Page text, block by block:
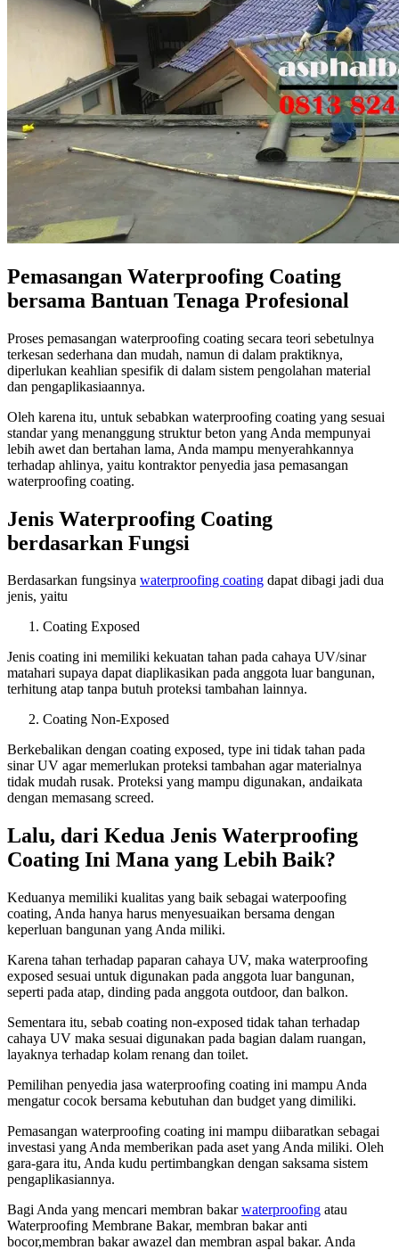
Pemasangan Waterproofing Coating
bersama Bantuan Tenaga Profesional
Proses pemasangan waterproofing coating secara teori sebetulnya
terkesan sederhana dan mudah, namun di dalam praktiknya,
diperlukan keahlian spesifik di dalam sistem pengolahan material
dan pengaplikasiaannya.
Oleh karena itu, untuk sebabkan waterproofing coating yang sesuai
standar yang menanggung struktur beton yang Anda mempunyai
lebih awet dan bertahan lama, Anda mampu menyerahkannya
terhadap ahlinya, yaitu kontraktor penyedia jasa pemasangan
waterproofing coating.
Jenis Waterproofing Coating
berdasarkan Fungsi
Berdasarkan fungsinya waterproofing coating dapat dibagi jadi dua
jenis, yaitu
Coating Exposed
Jenis coating ini memiliki kekuatan tahan pada cahaya UV/sinar
matahari supaya dapat diaplikasikan pada anggota luar bangunan,
terhitung atap tanpa butuh proteksi tambahan lainnya.
Coating Non-Exposed
Berkebalikan dengan coating exposed, type ini tidak tahan pada
sinar UV agar memerlukan proteksi tambahan agar materialnya
tidak mudah rusak. Proteksi yang mampu digunakan, andaikata
dengan memasang screed.
Lalu, dari Kedua Jenis Waterproofing
Coating Ini Mana yang Lebih Baik?
Keduanya memiliki kualitas yang baik sebagai waterpoofing
coating, Anda hanya harus menyesuaikan bersama dengan
keperluan bangunan yang Anda miliki.
Karena tahan terhadap paparan cahaya UV, maka waterproofing
exposed sesuai untuk digunakan pada anggota luar bangunan,
seperti pada atap, dinding pada anggota outdoor, dan balkon.
Sementara itu, sebab coating non-exposed tidak tahan terhadap
cahaya UV maka sesuai digunakan pada bagian dalam ruangan,
layaknya terhadap kolam renang dan toilet.
Pemilihan penyedia jasa waterproofing coating ini mampu Anda
mengatur cocok bersama kebutuhan dan budget yang dimiliki.
Pemasangan waterproofing coating ini mampu diibaratkan sebagai
investasi yang Anda memberikan pada aset yang Anda miliki. Oleh
gara-gara itu, Anda kudu pertimbangkan dengan saksama sistem
pengaplikasiannya.
Bagi Anda yang mencari membran bakarwaterproofing atau
Waterproofing Membrane Bakar, membran bakar anti
bocor,membran bakar awazel dan membran aspal bakar. Anda